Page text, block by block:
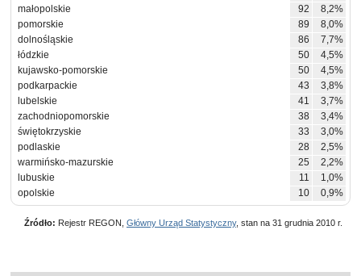
małopolskie
92
8,2%
pomorskie
89
8,0%
dolnośląskie
86
7,7%
łódzkie
50
4,5%
kujawsko-pomorskie
50
4,5%
podkarpackie
43
3,8%
lubelskie
41
3,7%
zachodniopomorskie
38
3,4%
świętokrzyskie
33
3,0%
podlaskie
28
2,5%
warmińsko-mazurskie
25
2,2%
lubuskie
11
1,0%
opolskie
10 0,9%
Źródło: Rejestr REGON, Główny Urząd Statystyczny, stan na 31 grudnia 2010 r.